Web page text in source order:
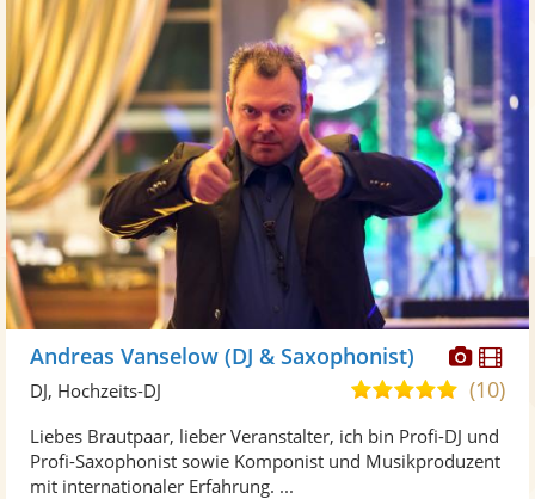
Fotos
Andreas Vanselow (DJ & Saxophonist)
5,0
5
(10)
DJ, Hochzeits-DJ
Liebes Brautpaar, lieber Veranstalter, ich bin Profi-DJ und
Profi-Saxophonist sowie Komponist und Musikproduzent
mit internationaler Erfahrung. ...